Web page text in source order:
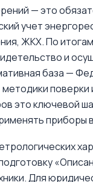
— это
учет
ЖКХ. По
и
база —
это ключевой
приборы
Для